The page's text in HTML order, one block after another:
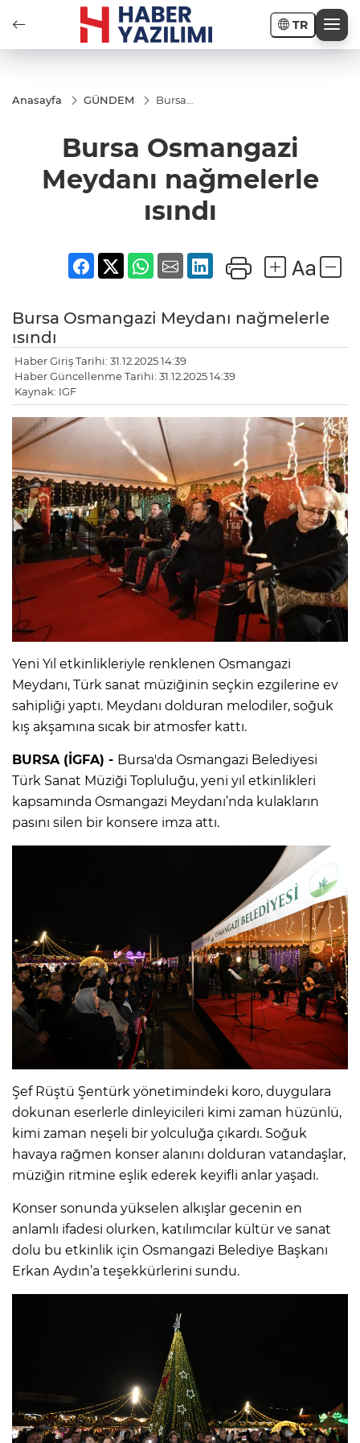
TR
Anasayfa GÜNDEM
Bursa
nağmelerle
ısındı
Bursa Osmangazi
Meydanı nağmelerle
ısındı
Bursa Osmangazi Meydanı nağmelerle
ısındı
Haber Giriş Tarihi: 31.12.2025 14:39
Haber Güncellenme Tarihi: 31.12.2025 14:39
Kaynak: IGF
Yeni Yıl etkinlikleriyle renklenen Osmangazi
Meydanı, Türk sanat müziğinin seçkin ezgilerine ev
sahipliği yaptı. Meydanı dolduran melodiler, soğuk
kış akşamına sıcak bir atmosfer kattı.
BURSA (İGFA) - Bursa'da Osmangazi Belediyesi
Türk Sanat Müziği Topluluğu, yeni yıl etkinlikleri
kapsamında Osmangazi Meydanı’nda kulakların
pasını silen bir konsere imza attı.
Şef Rüştü Şentürk yönetimindeki koro, duygulara
dokunan eserlerle dinleyicileri kimi zaman hüzünlü,
kimi zaman neşeli bir yolculuğa çıkardı. Soğuk
havaya rağmen konser alanını dolduran vatandaşlar,
müziğin ritmine eşlik ederek keyifli anlar yaşadı.
Konser sonunda yükselen alkışlar gecenin en
anlamlı ifadesi olurken, katılımcılar kültür ve sanat
dolu bu etkinlik için Osmangazi Belediye Başkanı
Erkan Aydın’a teşekkürlerini sundu.